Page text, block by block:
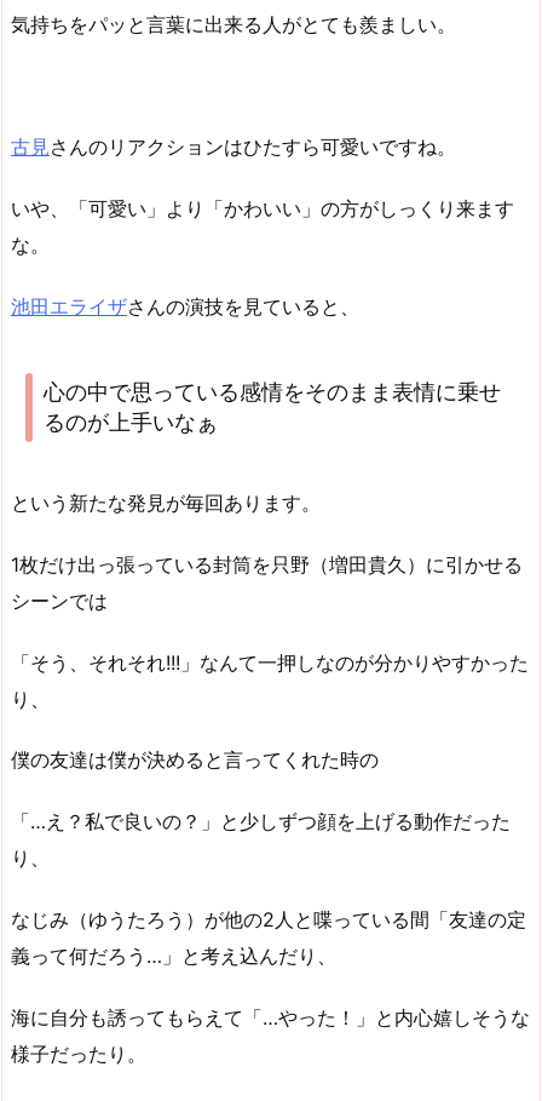
気持ちをパッと言葉に出来る人がとても羨ましい。
古見さんのリアクションはひたすら可愛いですね。
いや、「可愛い」より「かわいい」の方がしっくり来ます
な。
池田エライザさんの演技を見ていると、
心の中で思っている感情をそのまま表情に乗せ
るのが上手いなぁ
という新たな発見が毎回あります。
1枚だけ出っ張っている封筒を只野（増田貴久）に引かせる
シーンでは
「そう、それそれ!!!」なんて一押しなのが分かりやすかった
り、
僕の友達は僕が決めると言ってくれた時の
「…え？私で良いの？」と少しずつ顔を上げる動作だった
り、
なじみ（ゆうたろう）が他の2人と喋っている間「友達の定
義って何だろう…」と考え込んだり、
海に自分も誘ってもらえて「…やった！」と内心嬉しそうな
様子だったり。